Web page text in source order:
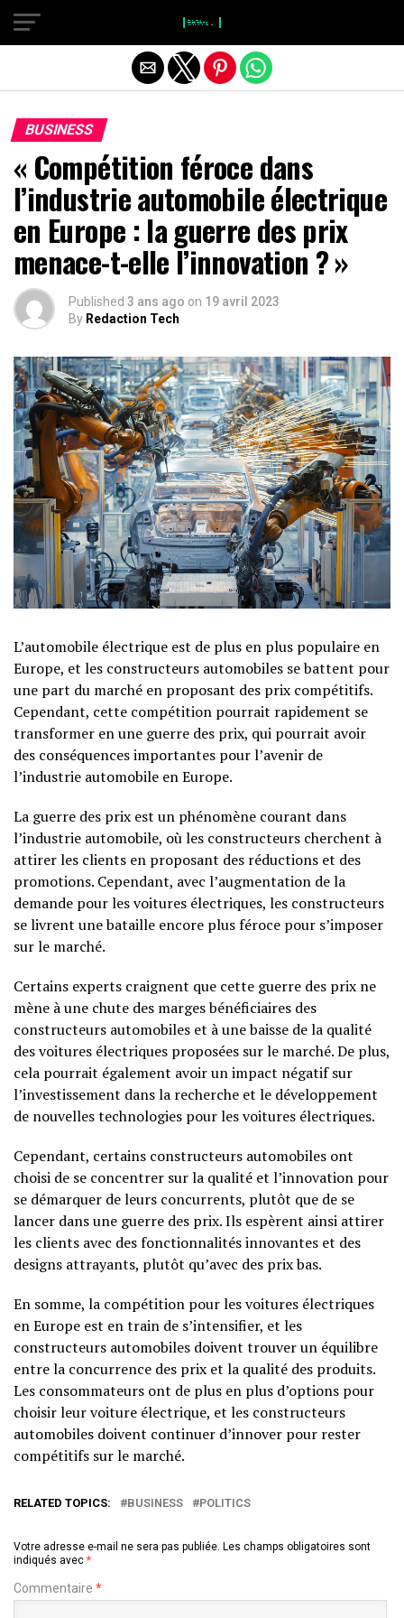
BUSINESS
« Compétition féroce dans
l’industrie automobile électrique
en Europe : la guerre des prix
menace-t-elle l’innovation ? »
Published 3 ans ago on 19 avril 2023
By Redaction Tech
L’automobile électrique est de plus en plus populaire en
Europe, et les constructeurs automobiles se battent pour
une part du marché en proposant des prix compétitifs.
Cependant, cette compétition pourrait rapidement se
transformer en une guerre des prix, qui pourrait avoir
des conséquences importantes pour l’avenir de
l’industrie automobile en Europe.
La guerre des prix est un phénomène courant dans
l’industrie automobile, où les constructeurs cherchent à
attirer les clients en proposant des réductions et des
promotions. Cependant, avec l’augmentation de la
demande pour les voitures électriques, les constructeurs
se livrent une bataille encore plus féroce pour s’imposer
sur le marché.
Certains experts craignent que cette guerre des prix ne
mène à une chute des marges bénéficiaires des
constructeurs automobiles et à une baisse de la qualité
des voitures électriques proposées sur le marché. De plus,
cela pourrait également avoir un impact négatif sur
l’investissement dans la recherche et le développement
de nouvelles technologies pour les voitures électriques.
Cependant, certains constructeurs automobiles ont
choisi de se concentrer sur la qualité et l’innovation pour
se démarquer de leurs concurrents, plutôt que de se
lancer dans une guerre des prix. Ils espèrent ainsi attirer
les clients avec des fonctionnalités innovantes et des
designs attrayants, plutôt qu’avec des prix bas.
En somme, la compétition pour les voitures électriques
en Europe est en train de s’intensifier, et les
constructeurs automobiles doivent trouver un équilibre
entre la concurrence des prix et la qualité des produits.
Les consommateurs ont de plus en plus d’options pour
choisir leur voiture électrique, et les constructeurs
automobiles doivent continuer d’innover pour rester
compétitifs sur le marché.
RELATED TOPICS: BUSINESS POLITICS
Votre adresse e-mail ne sera pas publiée. Les champs obligatoires sont
indiqués avec *
Commentaire *